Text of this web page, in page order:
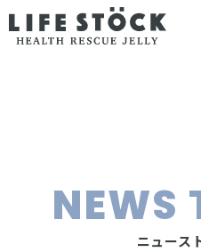
NEWS
ニュース